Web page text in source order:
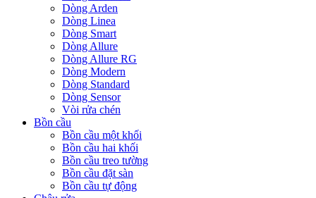
Dòng Arden
Dòng Linea
Dòng Smart
Dòng Allure
Dòng Allure RG
Dòng Modern
Dòng Standard
Dòng Sensor
Vòi rửa chén
Bồn cầu
Bồn cầu một khối
Bồn cầu hai khối
Bồn cầu treo tường
Bồn cầu đặt sàn
Bồn cầu tự động